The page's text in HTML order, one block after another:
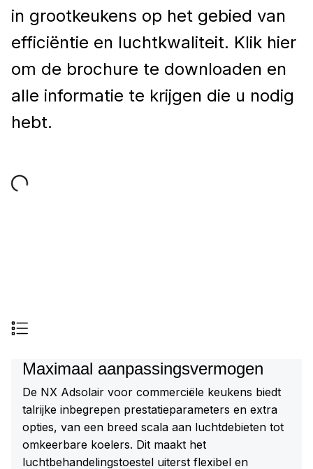
in grootkeukens op het gebied van
efficiëntie en luchtkwaliteit. Klik hier
om de brochure te downloaden en
alle informatie te krijgen die u nodig
hebt.
Maximaal aanpassingsvermogen
De NX Adsolair voor commerciële keukens biedt
talrijke inbegrepen prestatieparameters en extra
opties, van een breed scala aan luchtdebieten tot
omkeerbare koelers. Dit maakt het
luchtbehandelingstoestel uiterst flexibel en